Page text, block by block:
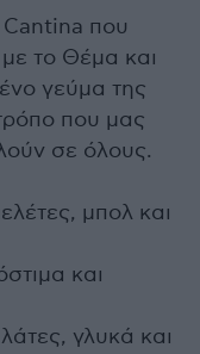
Cantina που
το Θέμα και
γεύμα της
που μας
σε όλους.
μπολ και
και
γλυκά και